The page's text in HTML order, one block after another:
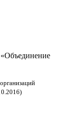
«Объединение